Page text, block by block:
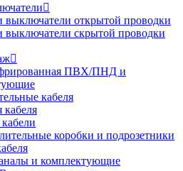
выключатели открытой проводки
выключатели скрытой проводки
ПВХ/ПНД и
кабеля
кабеля
коробки и подрозетники
и комплектующие